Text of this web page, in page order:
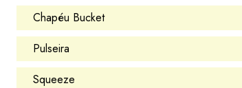
Chapéu Bucket
Pulseira
Squeeze